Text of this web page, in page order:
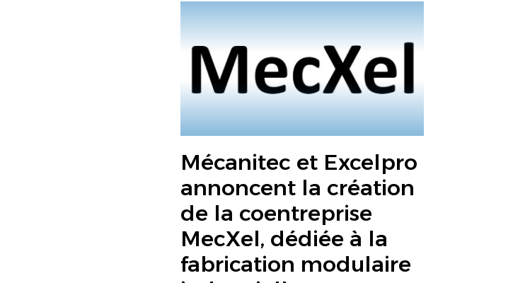
Mécanitec et Excelpro
annoncent la création
de la coentreprise
MecXel, dédiée à la
fabrication modulaire